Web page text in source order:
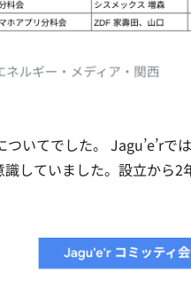
いてでした。 Jagu’e’rで
していました。設立から2